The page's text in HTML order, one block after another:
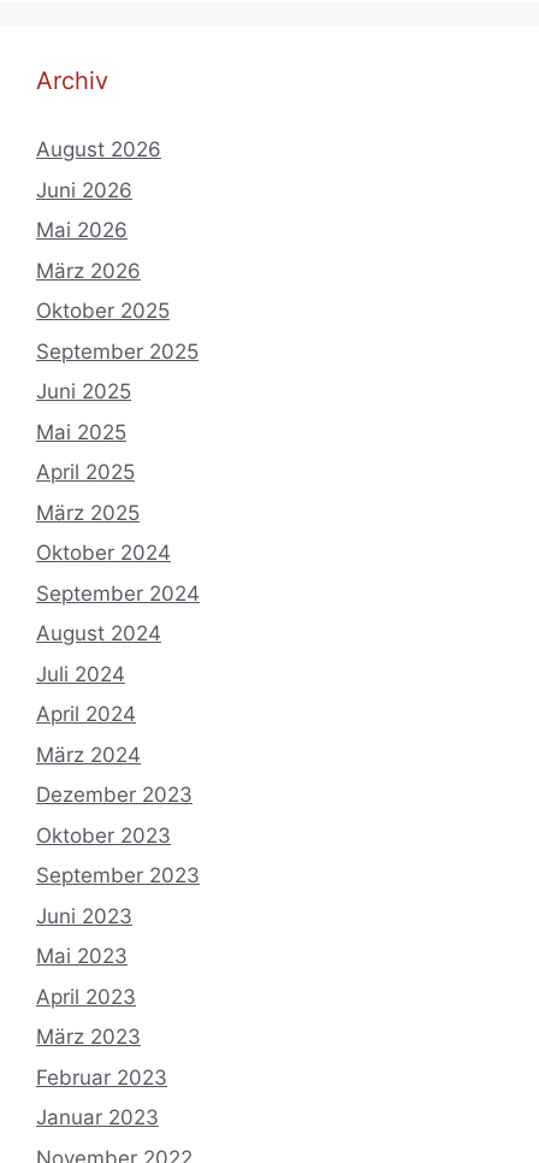
Archiv
August 2026
Juni 2026
Mai 2026
März 2026
Oktober 2025
September 2025
Juni 2025
Mai 2025
April 2025
März 2025
Oktober 2024
September 2024
August 2024
Juli 2024
April 2024
März 2024
Dezember 2023
Oktober 2023
September 2023
Juni 2023
Mai 2023
April 2023
März 2023
Februar 2023
Januar 2023
November 2022